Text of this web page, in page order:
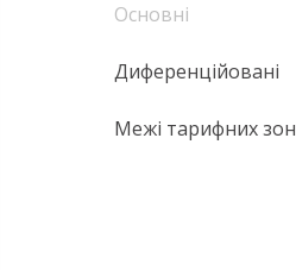
Основні
Диференційовані
Межі тарифних зон